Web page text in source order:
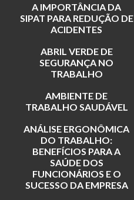
A IMPORTÂNCIA DA
SIPAT PARA REDUÇÃO DE
ACIDENTES
ABRIL VERDE DE
SEGURANÇA NO
TRABALHO
AMBIENTE DE
TRABALHO SAUDÁVEL
ANÁLISE ERGONÔMICA
DO TRABALHO:
BENEFÍCIOS PARA A
SAÚDE DOS
FUNCIONÁRIOS E O
SUCESSO DA EMPRESA